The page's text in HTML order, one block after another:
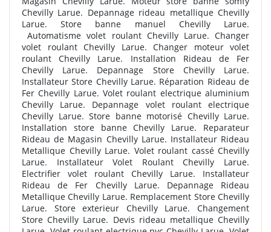
Chevilly Larue. Depannage rideau metallique Chevilly
Larue. Store banne manuel Chevilly Larue.
Automatisme volet roulant Chevilly Larue. Changer
volet roulant Chevilly Larue. Changer moteur volet
roulant Chevilly Larue. Installation Rideau de Fer
Chevilly Larue. Depannage Store Chevilly Larue.
Installateur Store Chevilly Larue. Réparation Rideau de
Fer Chevilly Larue. Volet roulant electrique aluminium
Chevilly Larue. Depannage volet roulant electrique
Chevilly Larue. Store banne motorisé Chevilly Larue.
Installation store banne Chevilly Larue. Reparateur
Rideau de Magasin Chevilly Larue. Installateur Rideau
Metallique Chevilly Larue. Volet roulant cassé Chevilly
Larue. Installateur Volet Roulant Chevilly Larue.
Electrifier volet roulant Chevilly Larue. Installateur
Rideau de Fer Chevilly Larue. Depannage Rideau
Metallique Chevilly Larue. Remplacement Store Chevilly
Larue. Store exterieur Chevilly Larue. Changement
Store Chevilly Larue. Devis rideau metallique Chevilly